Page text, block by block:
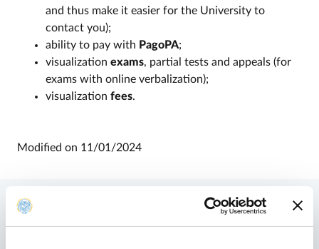
and thus make it easier for the University to
contact you);
ability to pay with PagoPA;
visualization exams, partial tests and appeals (for
exams with online verbalization);
visualization fees.
Modified on 11/01/2024